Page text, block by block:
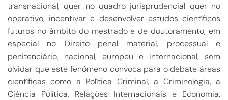
transnacional, quer no quadro jurisprudencial quer no
operativo, incentivar e desenvolver estudos científicos
futuros no âmbito do mestrado e de doutoramento, em
especial no Direito penal material, processual e
penitenciário, nacional, europeu e internacional, sem
olvidar que este fenómeno convoca para o debate áreas
científicas como a Política Criminal, a Criminologia, a
Ciência Política, Relações Internacionais e Economia.